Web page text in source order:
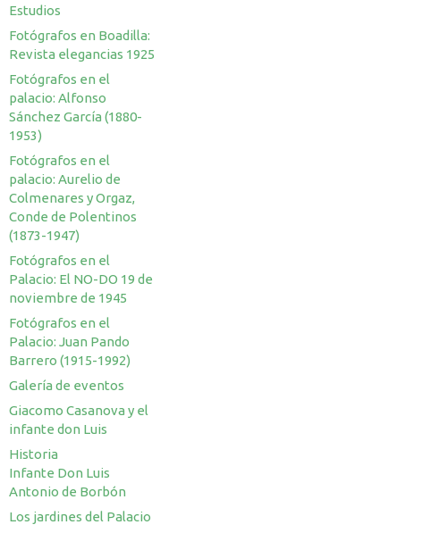
Estudios
Fotógrafos en Boadilla:
Revista elegancias 1925
Fotógrafos en el
palacio: Alfonso
Sánchez García (1880-
1953)
Fotógrafos en el
palacio: Aurelio de
Colmenares y Orgaz,
Conde de Polentinos
(1873-1947)
Fotógrafos en el
Palacio: El NO-DO 19 de
noviembre de 1945
Fotógrafos en el
Palacio: Juan Pando
Barrero (1915-1992)
Galería de eventos
Giacomo Casanova y el
infante don Luis
Historia
Infante Don Luis
Antonio de Borbón
Los jardines del Palacio